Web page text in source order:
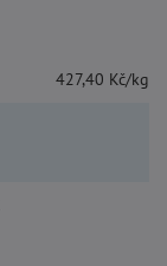
427,40 Kč/kg